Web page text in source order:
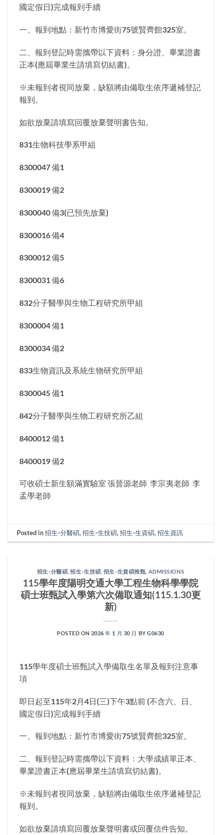
國定假日)完成報到手續
一、報到地點：新竹市博愛街75號賢齊館325室。
二、報到登記時需攜帶以下資料：身分證、畢業證書
正本(應屆畢業生請填寫切結書)。
※未報到者視同放棄，缺額將由備取生依序遞補登記
報到。
如欲放棄請填寫回覆放棄聲明書告知。
831生物科技學系甲組
8300047 備1
8300019 備2
8300040 備3(已預先放棄)
8300016 備4
8300012 備5
8300031 備6
832分子醫學與生物工程研究所甲組
8300004 備1
8300034 備2
833生物資訊及系統生物研究所甲組
8300045 備1
842分子醫學與生物工程研究所乙組
8400012 備1
8400019 備2
可收碩士新生額滿實驗室 張晉源老師 李宗夷老師 李
孟學老師
Posted in招生-分醫碩,招生-生技碩,招生-生資碩,招生資訊
招生-分醫碩 ,招生-生技碩 招生-生資碩推甄 ADMISSIONS
115學年度陽明交通大學工程生物科學學院
碩士班甄試入學第六次備取通知(115.1.30更
新)
POSTED ON 2026 年 1 月 30 日 BYG0630
115學年度碩士班甄試入學備取生名單及報到注意事
項
即日起至115年2月4日(三)下午3點前 (不含六、日、
國定假日)完成報到手續
一、報到地點：新竹市博愛街75號賢齊館325室。
二、報到登記時需攜帶以下資料：大學成績單正本、
畢業證書正本(應屆畢業生請填寫切結書)。
※未報到者視同放棄，缺額將由備取生依序遞補登記
報到。
如欲放棄請填寫回覆放棄聲明書或回覆信件告知。